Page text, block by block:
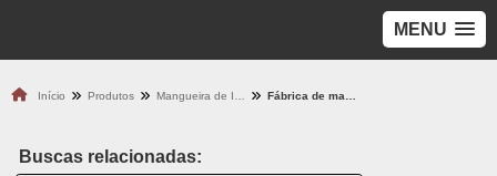
MENU
Início Produtos
Buscas relacionadas: